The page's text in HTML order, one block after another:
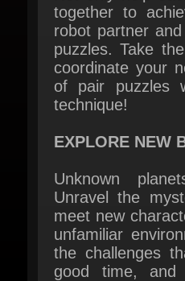
puzzles. Take
coordinate your
of pair puzzles
technique!
EXPLORE NEW
Unravel the
unfamiliar
the challenges
good time, and
wonderful
atmosphere!